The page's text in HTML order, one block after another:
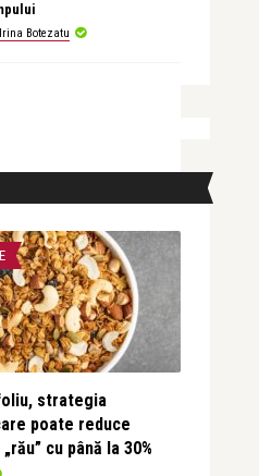
Irina Botezatu
strategia
poate reduce
cu până la 30%